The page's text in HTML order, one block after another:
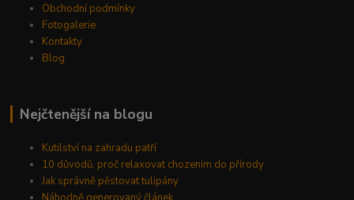
Obchodní podmínky
Fotogalerie
Kontakty
Blog
Nejčtenější na blogu
Kutilství na zahradu patří
10 důvodů, proč relaxovat chozením do přírody
Jak správně pěstovat tulipány